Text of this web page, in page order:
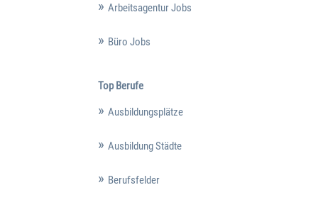
Arbeitsagentur Jobs
Büro Jobs
Top Berufe
Ausbildungsplätze
Ausbildung Städte
Berufsfelder